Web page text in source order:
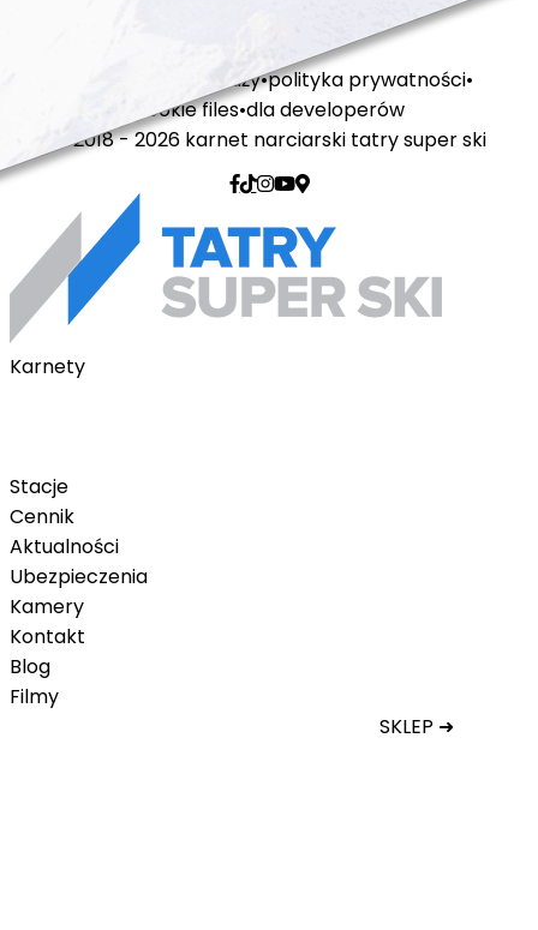
regulamin sprzedaży polityka prywatności
cookie files dla developerów
© 2018 - 2026 karnet narciarski tatry super ski
Karnety
Stacje
Cennik
Aktualności
Ubezpieczenia
Kamery
Kontakt
Blog
Filmy
SKLEP